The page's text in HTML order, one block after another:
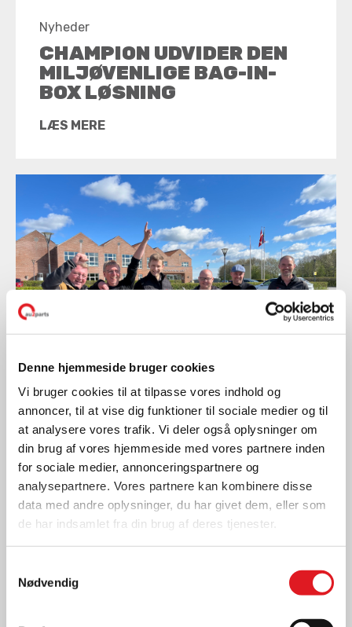
Denne hjemmeside bruger cookies
Vi bruger cookies til at tilpasse vores indhold og
annoncer, til at vise dig funktioner til sociale medier og til
at analysere vores trafik. Vi deler også oplysninger om
din brug af vores hjemmeside med vores partnere inden
for sociale medier, annonceringspartnere og
analysepartnere. Vores partnere kan kombinere disse
data med andre oplysninger, du har givet dem, eller som
de har indsamlet fra din brug af deres tjenester.
Nødvendig
Nyheder
CHAMPION UDVIDER DEN
MILJØVENLIGE BAG-IN-
BOX LØSNING
LÆS MERE
Nyheder
AU2PARTS INVESTERER I
AT STYRKE OG UDVIKLE
MEDARBEJDERNE
LÆS MERE